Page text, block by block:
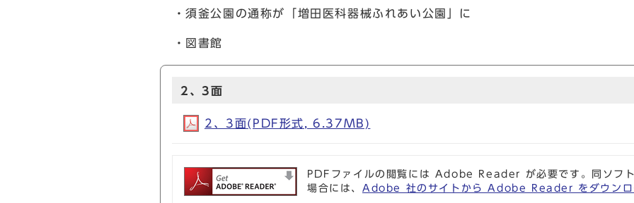
・須釜公園の通称が「増田医科器械ふれあい公園」に
・図書館
2、3面
2、3面(PDF形式, 6.37MB)
PDFファイルの閲覧には Adobe Reader が必要です。同ソフト
場合には、 Adobe 社のサイトから Adobe Reader をダウンロ